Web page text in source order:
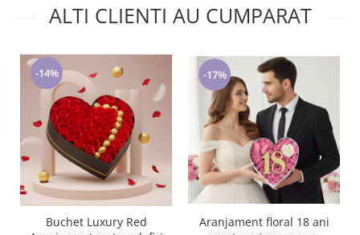
ALTI CLIENTI AU CUMPARAT
-14%
Buchet Luxury Red
-17%
Aranjament floral 18 ani